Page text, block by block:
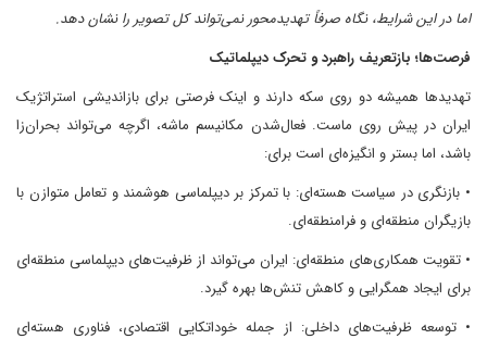
اما در این شرایط، نگاه صرفاً تهدیدمحور نمی‌تواند کل تصویر را نشان دهد.
فرصت‌ها؛ بازتعریف راهبرد و تحرک دیپلماتیک
تهدیدها همیشه دو روی سکه دارند و اینک فرصتی برای بازاندیشی استراتژیک
ایران در پیش روی ماست. فعال‌شدن مکانیسم ماشه، اگرچه می‌تواند بحران‌زا
باشد، اما بستر و انگیزه‌ای است برای:
• بازنگری در سیاست هسته‌ای: با تمرکز بر دیپلماسی هوشمند و تعامل متوازن با
بازیگران منطقه‌ای و فرامنطقه‌ای.
• تقویت همکاری‌های منطقه‌ای: ایران می‌تواند از ظرفیت‌های دیپلماسی منطقه‌ای
برای ایجاد همگرایی و کاهش تنش‌ها بهره گیرد.
• توسعه ظرفیت‌های داخلی: از جمله خوداتکایی اقتصادی، فناوری هسته‌ای